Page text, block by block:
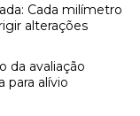
alterações
para alívio